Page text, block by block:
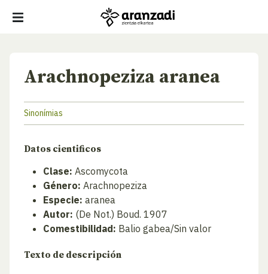
Arachnopeziza aranea
Sinonímias
Datos cientificos
Clase: Ascomycota
Género: Arachnopeziza
Especie: aranea
Autor: (De Not.) Boud. 1907
Comestibilidad: Balio gabea/Sin valor
Texto de descripción